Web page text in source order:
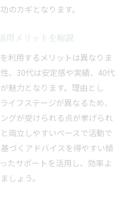
のカギとなります。
用メリットを解説
利用するメリットは異なりま
、30代は安定感や実績、40代
魅力となります。理由とし
イフステージが異なるため、
グが受けられる点が挙げられ
両立しやすいペースで活動で
づくアドバイスを得やすい傾
たサポートを活用し、効率よ
しょう。